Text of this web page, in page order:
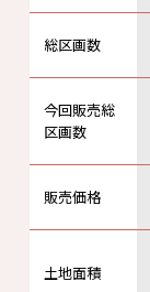
総区画数
今回販売総
区画数
販売価格
土地面積